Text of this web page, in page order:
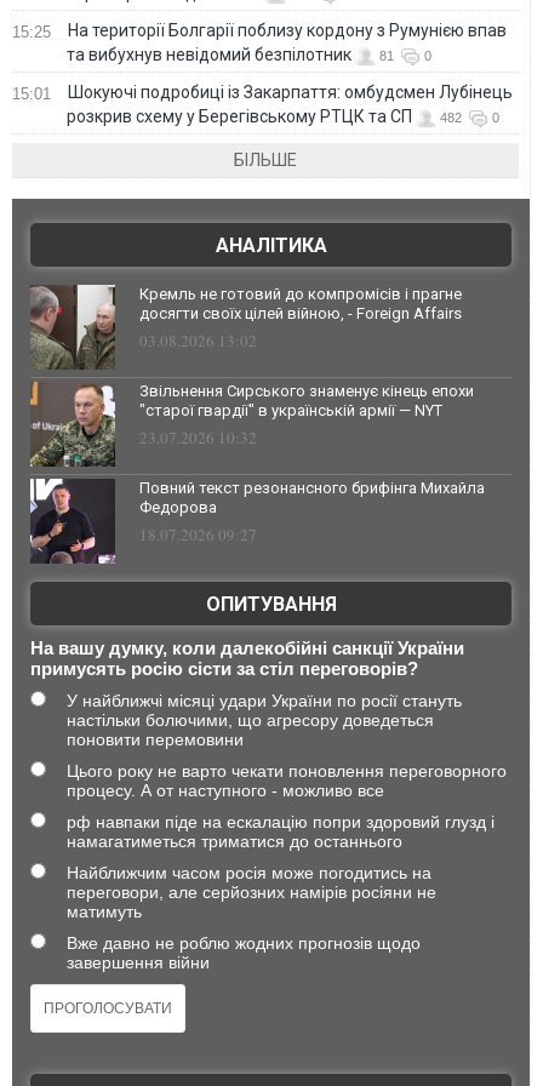
15:25
На території Болгарії поблизу кордону з Румунією впав
та вибухнув невідомий безпілотник
81 0
15:01
Шокуючі подробиці із Закарпаття: омбудсмен Лубінець
розкрив схему у Берегівському РТЦК та СП
482 0
БІЛЬШЕ
АНАЛІТИКА
Кремль не готовий до компромісів і прагне
досягти своїх цілей війною, - Foreign Affairs
03.08.2026 13:02
Звільнення Сирського знаменує кінець епохи
"старої гвардії" в українській армії — NYT
23.07.2026 10:32
Повний текст резонансного брифінга Михайла
Федорова
18.07.2026 09:27
ОПИТУВАННЯ
На вашу думку, коли далекобійні санкції України
примусять росію сісти за стіл переговорів?
У найближчі місяці удари України по росії стануть
настільки болючими, що агресору доведеться
поновити перемовини
Цього року не варто чекати поновлення переговорного
процесу. А от наступного - можливо все
рф навпаки піде на ескалацію попри здоровий глузд і
намагатиметься триматися до останнього
Найближчим часом росія може погодитись на
переговори, але серйозних намірів росіяни не
матимуть
Вже давно не роблю жодних прогнозів щодо
завершення війни